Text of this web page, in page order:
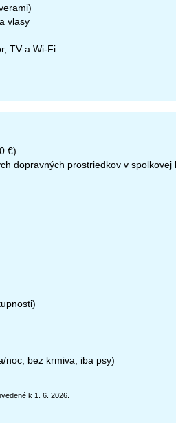
vlasy
TV a Wi-Fi
€)
dopravných prostriedkov v
noc, bez krmiva, iba psy)
k 1. 6. 2026.